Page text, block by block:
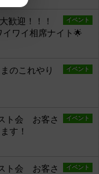
イベント
歓迎！！！
ワイ相席ナイト🌟
イベント
のこれやり
イベント
ト会 お客さ
す！
イベント
ト会 お客さ